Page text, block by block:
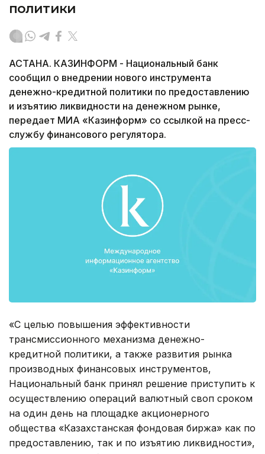
политики
АСТАНА. КАЗИНФОРМ - Национальный банк
сообщил о внедрении нового инструмента
денежно-кредитной политики по предоставлению
и изъятию ликвидности на денежном рынке,
передает МИА «Казинформ» со ссылкой на пресс-
службу финансового регулятора.
«С целью повышения эффективности
трансмиссионного механизма денежно-
кредитной политики, а также развития рынка
производных финансовых инструментов,
Национальный банк принял решение приступить к
осуществлению операций валютный своп сроком
на один день на площадке акционерного
общества «Казахстанская фондовая биржа» как по
предоставлению, так и по изъятию ликвидности»,